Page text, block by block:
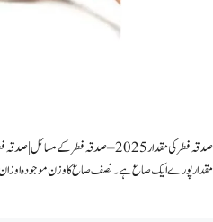
مقدار پورے ایک صاع ہے۔نصف صاع کا وزن موجودہ اوزان